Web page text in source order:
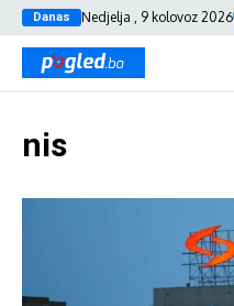
Danas Nedjelja , 9 kolovoz 2026
nis